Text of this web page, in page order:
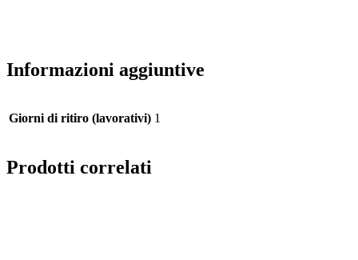
Informazioni aggiuntive
Giorni di ritiro (lavorativi) 1
Prodotti correlati